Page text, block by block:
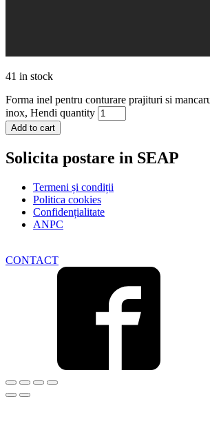
41 in stock
Forma inel pentru conturare prajituri si
inox, Hendi quantity
Add to cart
Solicita postare in SEAP
Termeni și condiții
Politica cookies
Confidențialitate
ANPC
CONTACT